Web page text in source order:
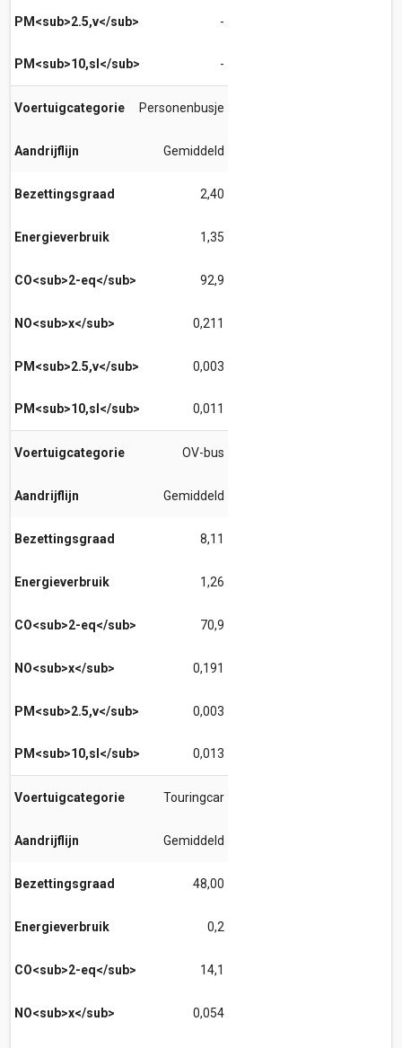
PM<sub>2.5,v</sub> -
PM<sub>10,sl</sub> -
Voertuigcategorie Personenbusje
Aandrijflijn Gemiddeld
Bezettingsgraad 2,40
Energieverbruik 1,35
CO<sub>2-eq</sub> 92,9
NO<sub>x</sub> 0,211
PM<sub>2.5,v</sub> 0,003
PM<sub>10,sl</sub> 0,011
Voertuigcategorie OV-bus
Aandrijflijn Gemiddeld
Bezettingsgraad 8,11
Energieverbruik 1,26
CO<sub>2-eq</sub> 70,9
NO<sub>x</sub> 0,191
PM<sub>2.5,v</sub> 0,003
PM<sub>10,sl</sub> 0,013
Voertuigcategorie Touringcar
Aandrijflijn Gemiddeld
Bezettingsgraad 48,00
Energieverbruik 0,2
CO<sub>2-eq</sub> 14,1
NO<sub>x</sub> 0,054